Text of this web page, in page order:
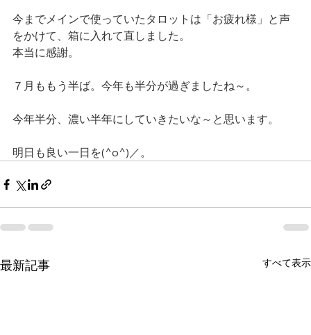
今までメインで使っていたタロットは「お疲れ様」と声
をかけて、箱に入れて直しました。
本当に感謝。
７月ももう半ば。今年も半分が過ぎましたね～。
今年半分、濃い半年にしていきたいな～と思います。
明日も良い一日を(^o^)／。
最新記事 すべて表示